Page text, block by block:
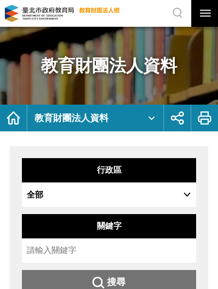
教
育
團
資
料
府
局
法
網
站
選
選
單
關
網
站
尋
教育財團法人資料
首
教育財團法人資料
展
鈕
列
行政區
關鍵字
搜尋